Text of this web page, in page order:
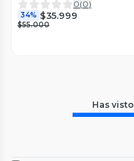
0(0)
34% $35.999
$55.000
Has visto